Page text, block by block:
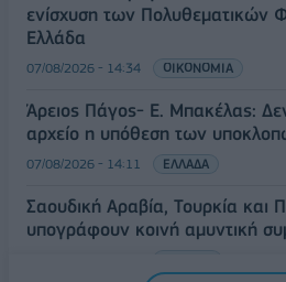
ενίσχυση των Πολυθεματικών
Ελλάδα
07/08/2026 - 14:34 ΟΙΚΟΝΟΜΙΑ
Άρειος Πάγος- Ε. Μπακέλας:
αρχείο η υπόθεση των
07/08/2026 - 14:11 ΕΛΛΑΔΑ
Σαουδική Αραβία, Τουρκία και
υπογράφουν κοινή αμυντική